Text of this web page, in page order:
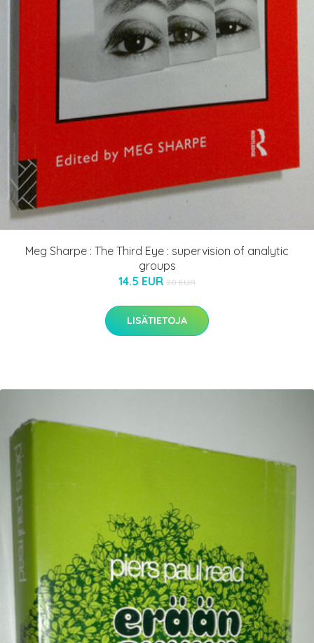
Meg Sharpe : The Third Eye : supervision of analytic
groups
14.5 EUR 20 EUR
LISÄTIETOJA